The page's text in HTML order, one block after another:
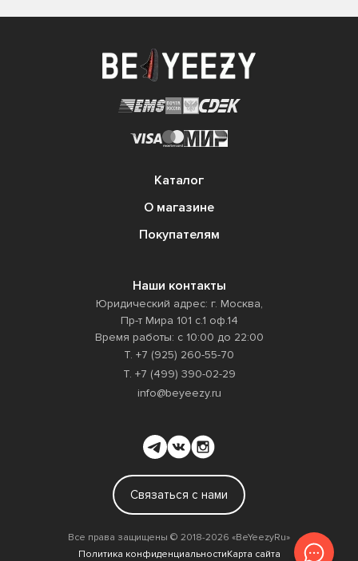
Каталог
О магазине
Покупателям
Наши контакты
Юридический адрес: г. Москва,
Пр-т Мира 101 с.1 оф.14
Время работы: с 10:00 до 22:00
Т. +7 (925) 260-55-70
Т. +7 (499) 390-02-29
info@beyeezy.ru
Связаться с нами
Все права защищены ©️ 2018-2026 «BeYeezyRu»
Политика конфиденциальностиКарта сайта